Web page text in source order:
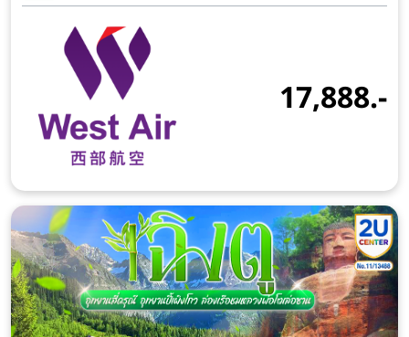
17,888.-